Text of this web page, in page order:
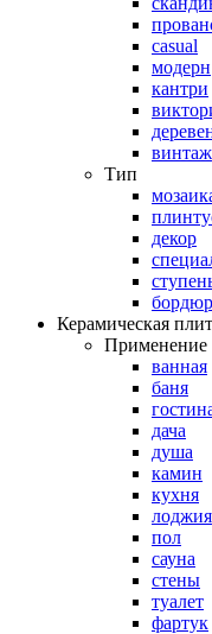
casual
модерн
кантри
винтаж
Тип
декор
бордюр
Керамическая
Применение
ванная
баня
дача
душа
камин
кухня
лоджия
пол
сауна
стены
туалет
фартук